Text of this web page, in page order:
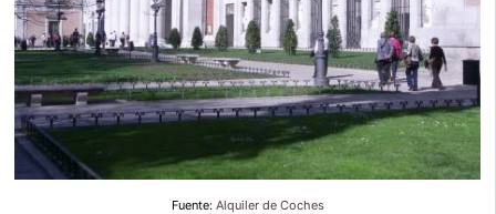
Fuente: Alquiler de Coches